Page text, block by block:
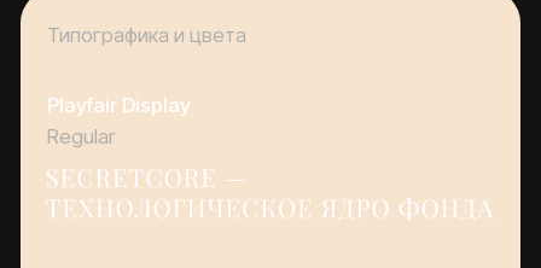
F63D68
2ED3B7
000000